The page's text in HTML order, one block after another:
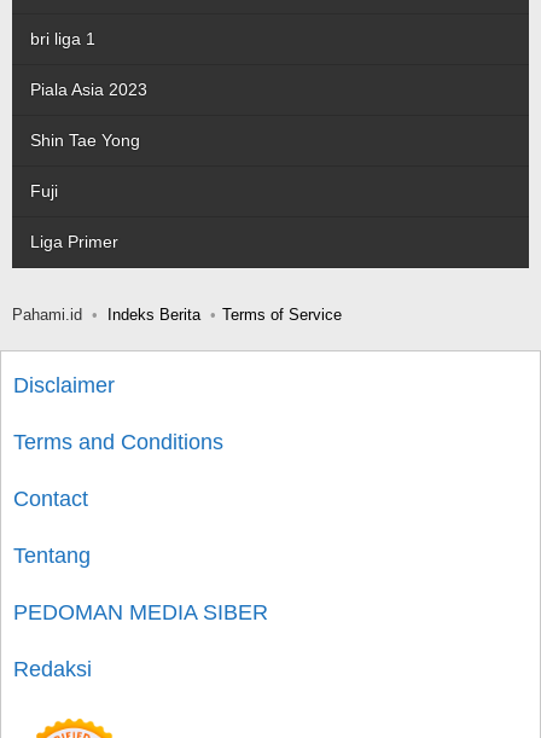
bri liga 1
Piala Asia 2023
Shin Tae Yong
Fuji
Liga Primer
Pahami.id Indeks Berita Terms of Service
Disclaimer
Terms and Conditions
Contact
Tentang
PEDOMAN MEDIA SIBER
Redaksi